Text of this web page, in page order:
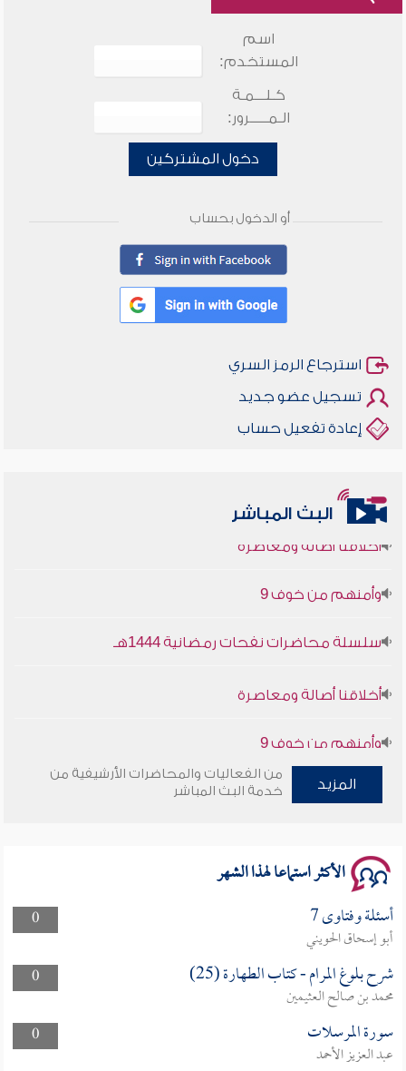
اسم
المستخدم:
كـلـــمـة
الـمـــــرور:
دخول المشتركين
أو الدخول بحساب
استرجاع الرمز السري
تسجيل عضو جديد
إعادة تفعيل حساب
البث المباشر
أخلاقنا أصالة ومعاصرة
سلسلة محاضرات نفحات رمضانية 1444هـ
المزيد
من الفعاليات والمحاضرات الأرشيفية من
خدمة البث المباشر
الأكثر استماعا لهذا الشهر
0 أسئلة وفتاوى 7
أبو إسحاق الحويني
0
شرح بلوغ المرام - كتاب الطهارة (25)
محمد بن صالح العثيمين
0
سورة المرسلات
عبد العزيز الأحمد